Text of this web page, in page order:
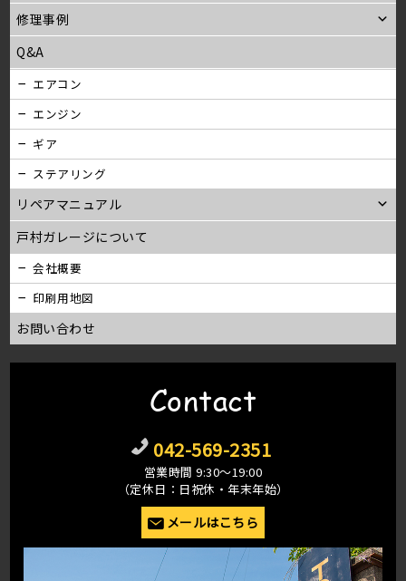
修理事例
Q&A
エアコン
エンジン
ギア
ステアリング
リペアマニュアル
戸村ガレージについて
会社概要
印刷用地図
お問い合わせ
Contact
042-569-2351
営業時間 9:30〜19:00
（定休日：日祝休・年末年始）
メールはこちら